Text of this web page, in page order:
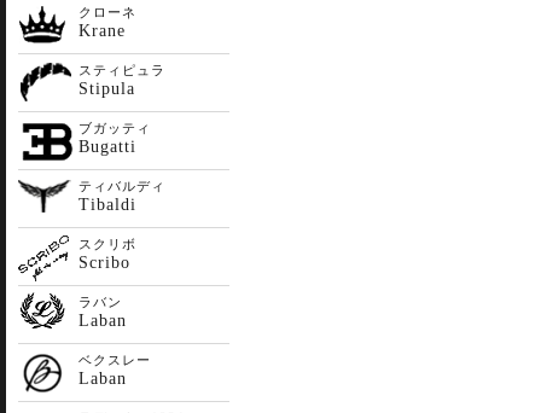
クローネ
Krane
スティピュラ
Stipula
ブガッティ
Bugatti
ティバルディ
Tibaldi
スクリボ
Scribo
ラバン
Laban
ベクスレー
Laban